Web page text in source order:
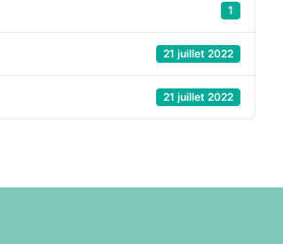
1
21 juillet 2022
21 juillet 2022